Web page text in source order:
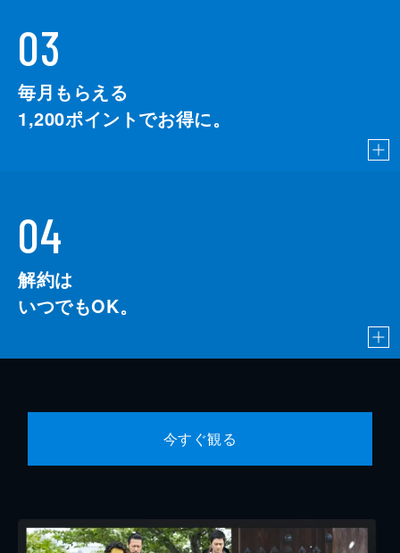
03
毎月もらえる
1,200ポイントでお得に。
04
解約は
いつでもOK。
今すぐ観る